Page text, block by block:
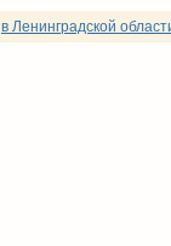
в Ленинградской